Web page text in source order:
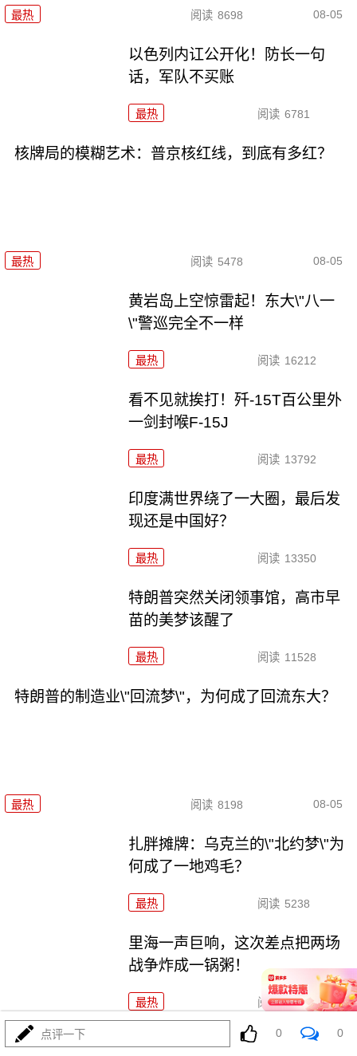
最热 阅读 8698 08-05
以色列内讧公开化！防长一句
话，军队不买账
最热 阅读 6781
核牌局的模糊艺术：普京核红线，到底有多红？
最热 阅读 5478 08-05
黄岩岛上空惊雷起！东大\"八一
\"警巡完全不一样
最热 阅读 16212
看不见就挨打！歼-15T百公里外
一剑封喉F-15J
最热 阅读 13792
印度满世界绕了一大圈，最后发
现还是中国好？
最热 阅读 13350
特朗普突然关闭领事馆，高市早
苗的美梦该醒了
最热 阅读 11528
特朗普的制造业\"回流梦\"，为何成了回流东大？
最热 阅读 8198 08-05
扎胖摊牌：乌克兰的\"北约梦\"为
何成了一地鸡毛？
最热 阅读 5238
里海一声巨响，这次差点把两场
战争炸成一锅粥！
最热 阅读 9982
刚刚，普京被逼亮出底牌！俄罗斯要干大事了！
点评一下 0 0